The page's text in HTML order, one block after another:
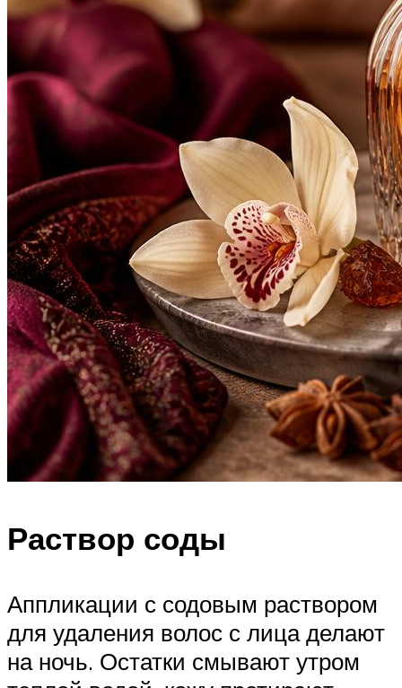
Раствор соды
Аппликации с содовым раствором
для удаления волос с лица делают
на ночь. Остатки смывают утром